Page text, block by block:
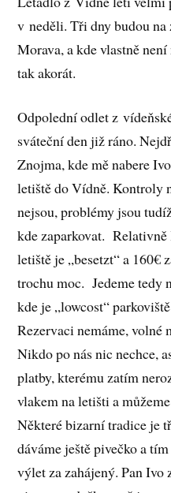
v neděli. Tři dny budou
Morava, a kde vlastně
tak akorát.
Odpolední odlet z
sváteční den již ráno.
Znojma, kde mě nabere
letiště do Vídně. Kontroly
nejsou, problémy jsou
kde zaparkovat. Relativně
letiště je „besetzt“ a 160€
trochu moc. Jedeme tedy
kde je „lowcost“
Rezervaci nemáme, volné
Nikdo po nás nic nechce,
platby, kterému zatím
vlakem na letišti a
Některé bizarní tradice je
dáváme ještě pivečko a
výlet za zahájený. Pan